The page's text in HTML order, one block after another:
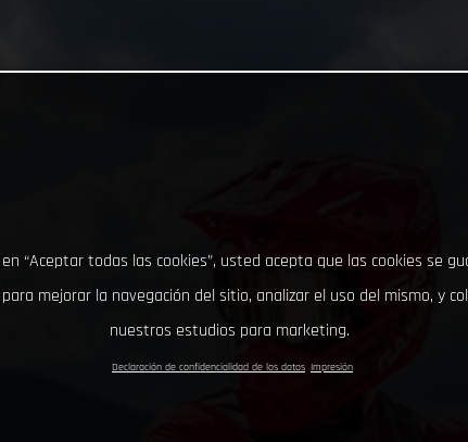
“Aceptar todas las cookies”, usted acepta que las cookies se
mejorar la navegación del sitio, analizar el uso del mismo, y
nuestros estudios para marketing.
Declaración de confidencialidad de los datos Impresión